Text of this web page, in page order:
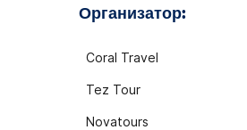
Организатор:
Coral Travel
Tez Tour
Novatours